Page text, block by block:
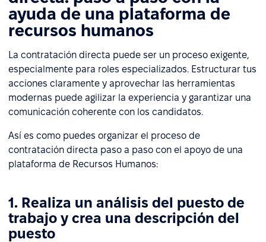
ayuda de una plataforma de
recursos humanos
La contratación directa puede ser un proceso exigente,
especialmente para roles especializados. Estructurar tus
acciones claramente y aprovechar las herramientas
modernas puede agilizar la experiencia y garantizar una
comunicación coherente con los candidatos.
Así es como puedes organizar el proceso de
contratación directa paso a paso con el apoyo de una
plataforma de Recursos Humanos:
1. Realiza un análisis del puesto de
trabajo y crea una descripción del
puesto